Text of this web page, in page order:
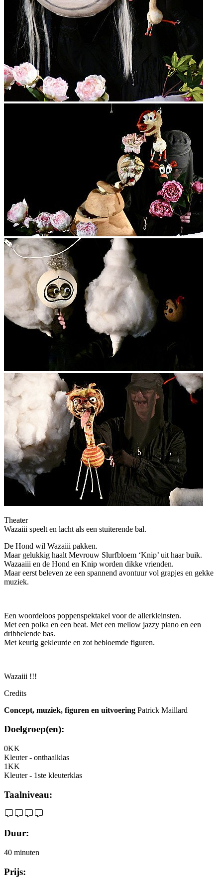
Theater
Wazaiii speelt en lacht als een stuiterende bal.
De Hond wil Wazaiii pakken.
Maar gelukkig haalt Mevrouw Slurfbloem ‘Knip’ uit haar buik.
Wazaaiii en de Hond en Knip worden dikke vrienden.
Maar eerst beleven ze een spannend avontuur vol grapjes en gekke
muziek.
Een woordeloos poppenspektakel voor de allerkleinsten.
Met een polka en een beat. Met een mellow jazzy piano en een
dribbelende bas.
Met keurig gekleurde en zot bebloemde figuren.
Wazaiii !!!
Credits
Concept, muziek, figuren en uitvoering Patrick Maillard
Doelgroep(en):
0KK
Kleuter - onthaalklas
1KK
Kleuter - 1ste kleuterklas
Taalniveau:
Duur:
40 minuten
Prijs: